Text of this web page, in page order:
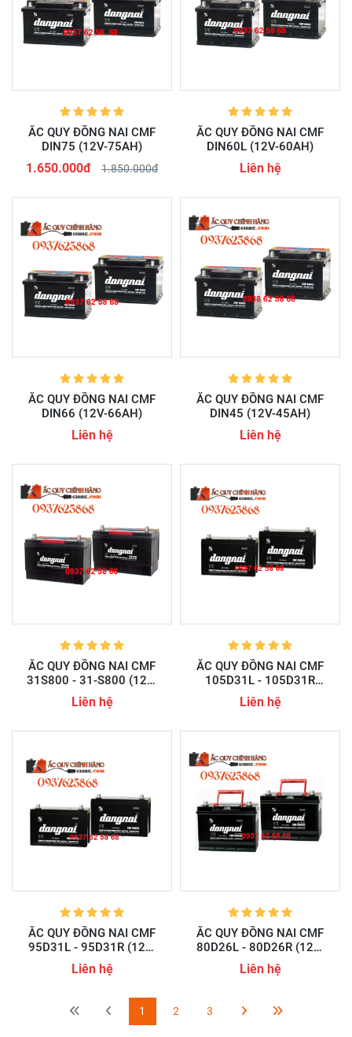
ẮC QUY ĐỒNG NAI CMF
DIN75 (12V-75AH)
1.650.000đ 1.850.000đ
ẮC QUY ĐỒNG NAI CMF
DIN60L (12V-60AH)
Liên hệ
ẮC QUY ĐỒNG NAI CMF
DIN66 (12V-66AH)
Liên hệ
ẮC QUY ĐỒNG NAI CMF
DIN45 (12V-45AH)
Liên hệ
ẮC QUY ĐỒNG NAI CMF
31S800 - 31-S800 (12V-
100AH)
Liên hệ
ẮC QUY ĐỒNG NAI CMF
105D31L - 105D31R
(12V-90AH)
Liên hệ
ẮC QUY ĐỒNG NAI CMF
95D31L - 95D31R (12V-
80AH)
Liên hệ
ẮC QUY ĐỒNG NAI CMF
80D26L - 80D26R (12V-
70AH)
Liên hệ
1 2 3